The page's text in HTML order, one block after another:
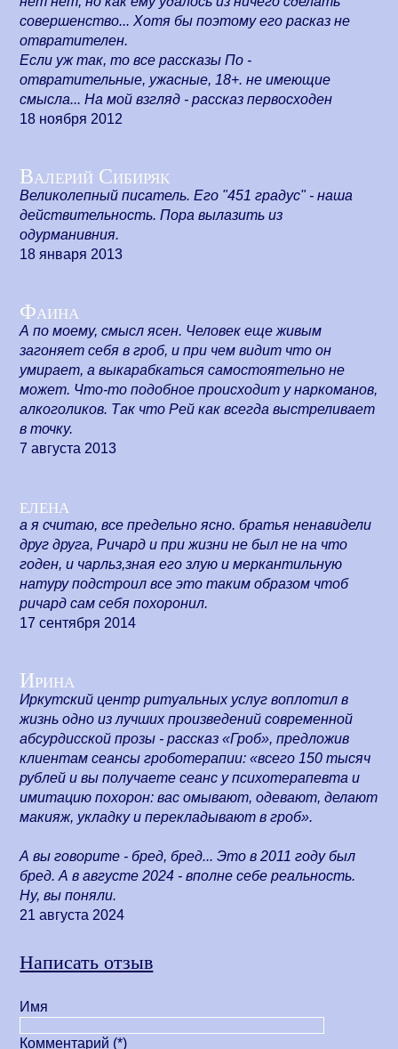
совершенство... Хотя бы поэтому его расказ не
отвратителен.
Если уж так, то все рассказы По -
отвратительные, ужасные, 18+. не имеющие
смысла... На мой взгляд - рассказ первосходен
18 ноября 2012
Валерий Сибиряк
Великолепный писатель. Его "451 градус" - наша
действительность. Пора вылазить из
одурманивния.
18 января 2013
Фаина
А по моему, смысл ясен. Человек еще живым
загоняет себя в гроб, и при чем видит что он
умирает, а выкарабкаться самостоятельно не
может. Что-то подобное происходит у наркоманов,
алкоголиков. Так что Рей как всегда выстреливает
в точку.
7 августа 2013
елена
а я считаю, все предельно ясно. братья ненавидели
друг друга, Ричард и при жизни не был не на что
годен, и чарльз,зная его злую и меркантильную
натуру подстроил все это таким образом чтоб
ричард сам себя похоронил.
17 сентября 2014
Ирина
Иркутский центр ритуальных услуг воплотил в
жизнь одно из лучших произведений современной
абсурдисской прозы - рассказ «Гроб», предложив
клиентам сеансы гроботерапии: «всего 150 тысяч
рублей и вы получаете сеанс у психотерапевта и
имитацию похорон: вас омывают, одевают, делают
макияж, укладку и перекладывают в гроб».
А вы говорите - бред, бред... Это в 2011 году был
бред. А в августе 2024 - вполне себе реальность.
Ну, вы поняли.
21 августа 2024
Написать отзыв
Имя
Комментарий (*)